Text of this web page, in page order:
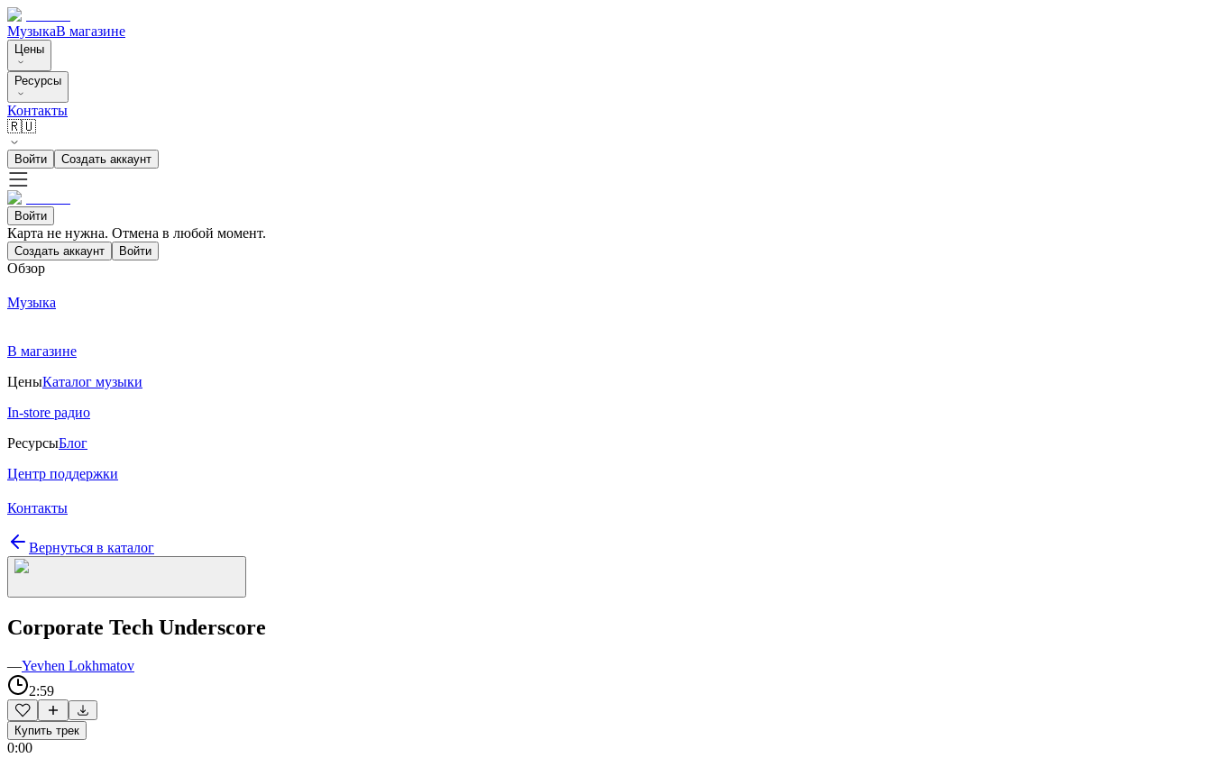
МузыкаВ магазине
Цены
Ресурсы
Контакты
🇷🇺
Войти Создать аккаунт
Войти
Карта не нужна. Отмена в любой момент.
Создать аккаунт Войти
Обзор
Музыка
В магазине
ЦеныКаталог музыки
In-store радио
РесурсыБлог
Центр поддержки
Контакты
Вернуться в каталог
Corporate Tech Underscore
—Yevhen Lokhmatov
2:59
Купить трек
0:00